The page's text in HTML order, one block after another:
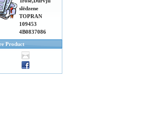
slēdzene
TOPRAN
109453
4B0837086
Product